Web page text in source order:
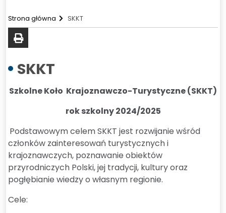
Strona główna SKKT
drukuj
SKKT
Szkolne Koło Krajoznawczo-Turystyczne (SKKT)
rok szkolny 2024/2025
Podstawowym celem SKKT jest rozwijanie wśród
członków zainteresowań turystycznych i
krajoznawczych, poznawanie obiektów
przyrodniczych Polski, jej tradycji, kultury oraz
pogłębianie wiedzy o własnym regionie.
Cele: